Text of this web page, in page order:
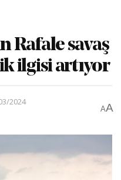
Rafale savaş
ilgisi artıyor
2024
AA